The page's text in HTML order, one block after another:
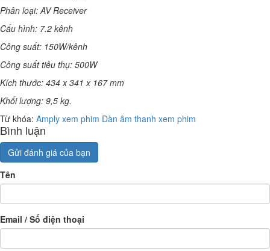
Phân loại: AV Receiver
Cấu hình: 7.2 kênh
Công suất: 150W/kênh
Công suất tiêu thụ: 500W
Kích thước: 434 x 341 x 167 mm
Khối lượng: 9,5 kg.
Từ khóa: Amply xem phim Dàn âm thanh xem phim
Bình luận
Gửi đánh giá của bạn
Tên
Email / Số điện thoại